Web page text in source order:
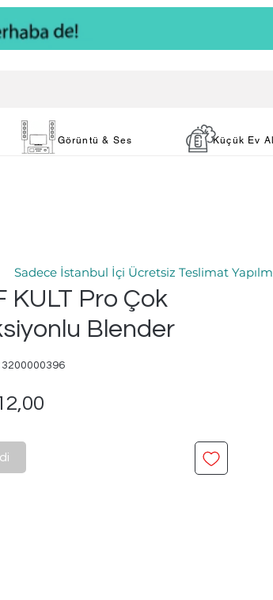
Görüntü & Ses Küçük Ev
KULT Pro Çok
Blender
3200000396
Sadece İstanbul İçi Ücretsiz Teslimat